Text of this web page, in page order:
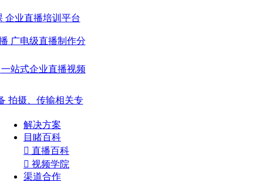
企业直播培训平台
广电级直播制作分
一站式企业直播视频
拍摄、传输相关专
解决方案
目睹百科
 直播百科
 视频学院
渠道合作